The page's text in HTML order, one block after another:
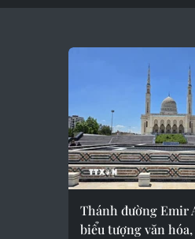
Thánh đường Emir
biểu tượng văn